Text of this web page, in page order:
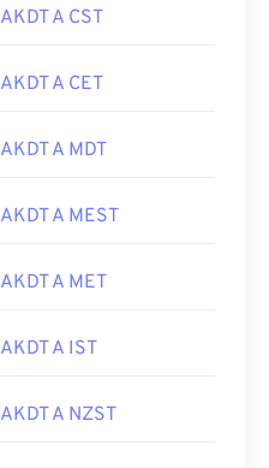
AKDT A CST
AKDT A CET
AKDT A MDT
AKDT A MEST
AKDT A MET
AKDT A IST
AKDT A NZST